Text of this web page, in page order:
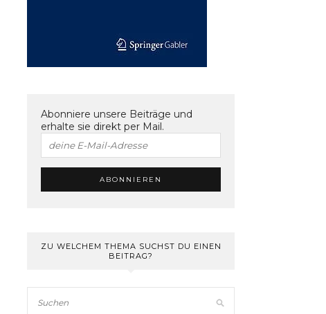
Abonniere unsere Beiträge und
erhalte sie direkt per Mail.
ZU WELCHEM THEMA SUCHST DU EINEN
BEITRAG?